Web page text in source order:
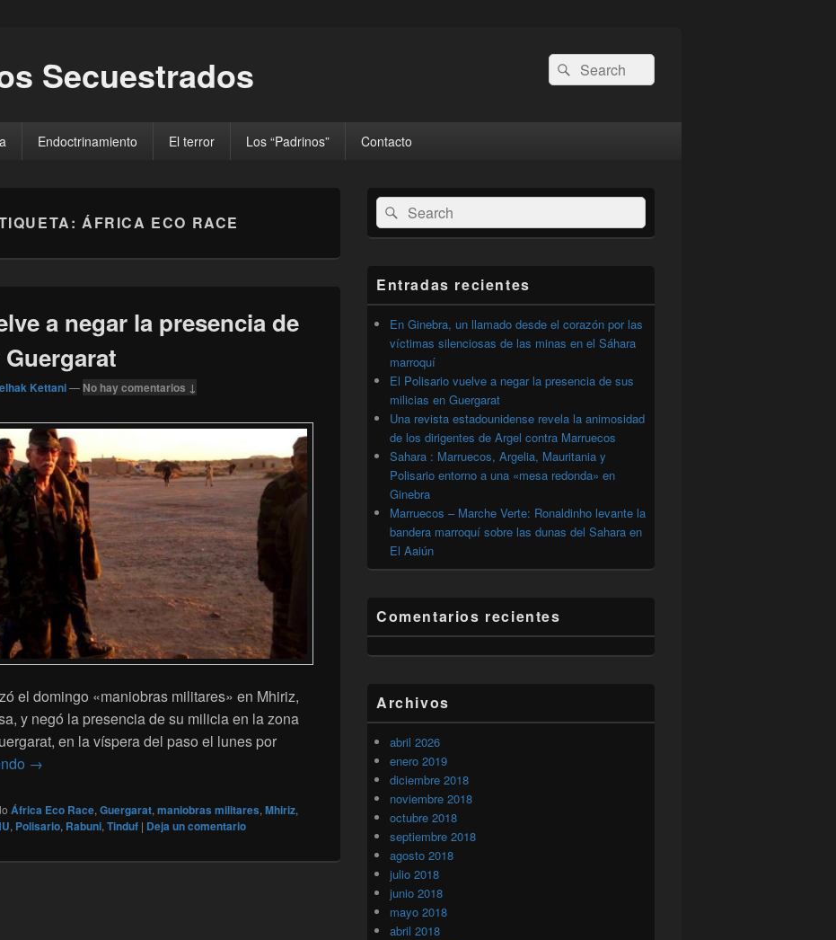
Secuestrados
Buscar
por:
Buscar
Endoctrinamiento El terror Los “Padrinos” Contacto
ÁFRICA ECO RACE
a negar la presencia de
Kettani— No hay comentarios ↓
el domingo «maniobras militares» en Mhiriz,
y negó la presencia de su milicia en la zona
en la víspera del paso el lunes por
El Polisario vuelve a negar la presencia de sus milicias en Guergarat
→
África Eco Race, Guergarat, maniobras militares, Mhiriz,
, Polisario, Rabuni, Tinduf | Deja un comentario
El
área
de
widget
lateral
primaria
Buscar
por:
Buscar
Entradas recientes
En Ginebra, un llamado desde el corazón por las
víctimas silenciosas de las minas en el Sáhara
marroquí
El Polisario vuelve a negar la presencia de sus
milicias en Guergarat
Una revista estadounidense revela la animosidad
de los dirigentes de Argel contra Marruecos
Sahara : Marruecos, Argelia, Mauritania y
Polisario entorno a una «mesa redonda» en
Ginebra
Marruecos – Marche Verte: Ronaldinho levante la
bandera marroquí sobre las dunas del Sahara en
El Aaiún
Comentarios recientes
Archivos
abril 2026
enero 2019
diciembre 2018
noviembre 2018
octubre 2018
septiembre 2018
agosto 2018
julio 2018
junio 2018
mayo 2018
abril 2018